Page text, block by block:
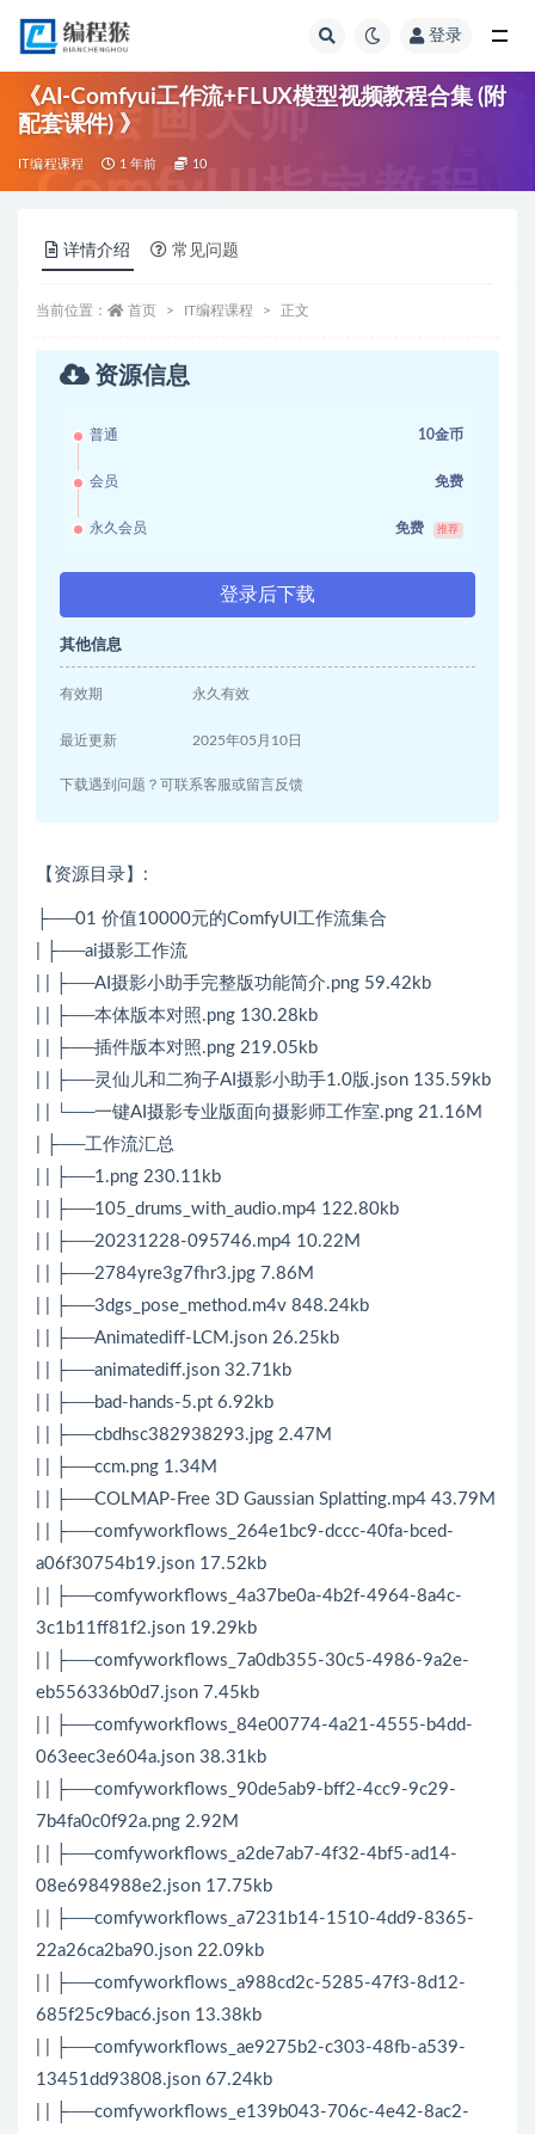
登录
《AI-Comfyui工作流+FLUX模型视频教程合集 (附
配套课件) 》
IT编程课程 1 年前 10
详情介绍 常见问题
当前位置： 首页 IT编程课程 正文
资源信息
普通 10金币
会员 免费
永久会员 免费 推荐
登录后下载
其他信息
有效期 永久有效
最近更新 2025年05月10日
下载遇到问题？可联系客服或留言反馈
【资源目录】:
├──01 价值10000元的ComfyUI工作流集合
| ├──ai摄影工作流
| | ├──AI摄影小助手完整版功能简介.png 59.42kb
| | ├──本体版本对照.png 130.28kb
| | ├──插件版本对照.png 219.05kb
| | ├──灵仙儿和二狗子AI摄影小助手1.0版.json 135.59kb
| | └──一键AI摄影专业版面向摄影师工作室.png 21.16M
| ├──工作流汇总
| | ├──1.png 230.11kb
| | ├──105_drums_with_audio.mp4 122.80kb
| | ├──20231228-095746.mp4 10.22M
| | ├──2784yre3g7fhr3.jpg 7.86M
| | ├──3dgs_pose_method.m4v 848.24kb
| | ├──Animatediff-LCM.json 26.25kb
| | ├──animatediff.json 32.71kb
| | ├──bad-hands-5.pt 6.92kb
| | ├──cbdhsc382938293.jpg 2.47M
| | ├──ccm.png 1.34M
| | ├──COLMAP-Free 3D Gaussian Splatting.mp4 43.79M
| | ├──comfyworkflows_264e1bc9-dccc-40fa-bced-
a06f30754b19.json 17.52kb
| | ├──comfyworkflows_4a37be0a-4b2f-4964-8a4c-
3c1b11ff81f2.json 19.29kb
| | ├──comfyworkflows_7a0db355-30c5-4986-9a2e-
eb556336b0d7.json 7.45kb
| | ├──comfyworkflows_84e00774-4a21-4555-b4dd-
063eec3e604a.json 38.31kb
| | ├──comfyworkflows_90de5ab9-bff2-4cc9-9c29-
7b4fa0c0f92a.png 2.92M
| | ├──comfyworkflows_a2de7ab7-4f32-4bf5-ad14-
08e6984988e2.json 17.75kb
| | ├──comfyworkflows_a7231b14-1510-4dd9-8365-
22a26ca2ba90.json 22.09kb
| | ├──comfyworkflows_a988cd2c-5285-47f3-8d12-
685f25c9bac6.json 13.38kb
| | ├──comfyworkflows_ae9275b2-c303-48fb-a539-
13451dd93808.json 67.24kb
| | ├──comfyworkflows_e139b043-706c-4e42-8ac2-